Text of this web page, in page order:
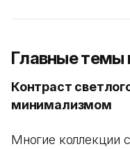
Главные темы
Контраст
минимализмом
Многие коллекции